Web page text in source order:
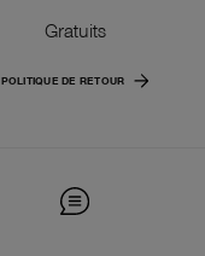
Gratuits
POLITIQUE DE RETOUR